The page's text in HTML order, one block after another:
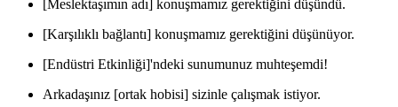
[Meslektaşımın adı] konuşmamız gerektiğini düşündü.
[Karşılıklı bağlantı] konuşmamız gerektiğini düşünüyor.
[Endüstri Etkinliği]'ndeki sunumunuz muhteşemdi!
Arkadaşınız [ortak hobisi] sizinle çalışmak istiyor.